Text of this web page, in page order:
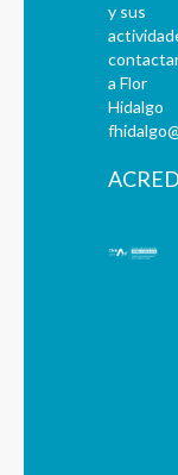
y sus
a Flor
Hidalgo